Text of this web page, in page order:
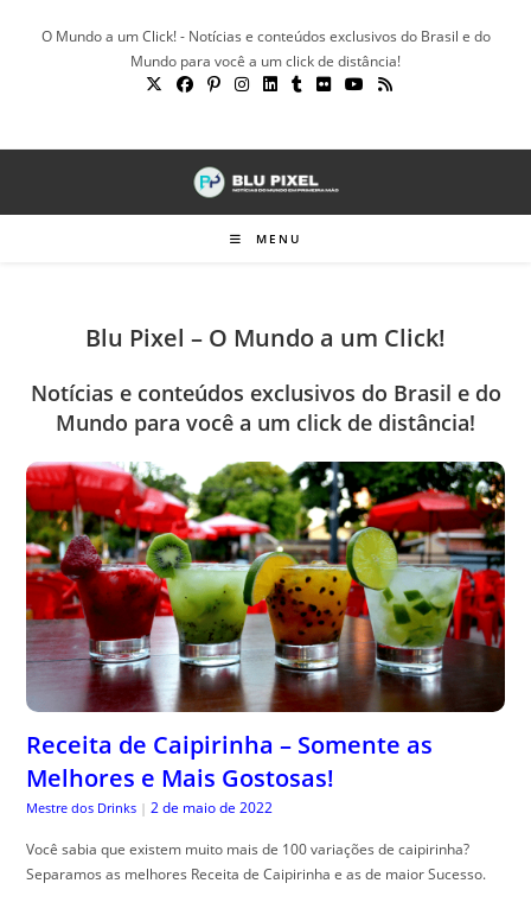
O Mundo a um Click! - Notícias e conteúdos exclusivos do Brasil e do
Mundo para você a um click de distância!
MENU
Blu Pixel – O Mundo a um Click!
Notícias e conteúdos exclusivos do Brasil e do
Mundo para você a um click de distância!
Receita de Caipirinha – Somente as
Melhores e Mais Gostosas!
Mestre dos Drinks | 2 de maio de 2022
Você sabia que existem muito mais de 100 variações de caipirinha?
Separamos as melhores Receita de Caipirinha e as de maior Sucesso.